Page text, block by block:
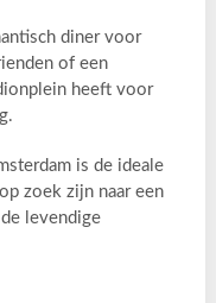
diner voor
of een
heeft voor
is de ideale
zoek zijn naar een
levendige